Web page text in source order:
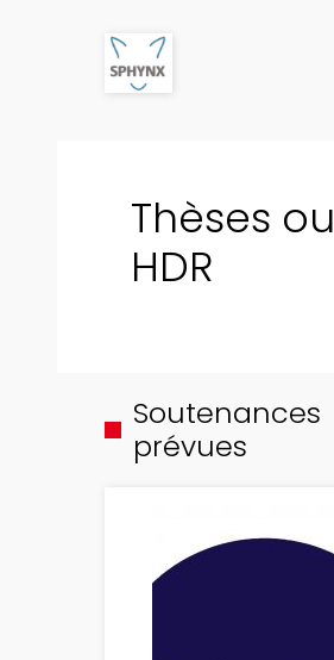
Thèses ou
HDR
Soutenances
prévues